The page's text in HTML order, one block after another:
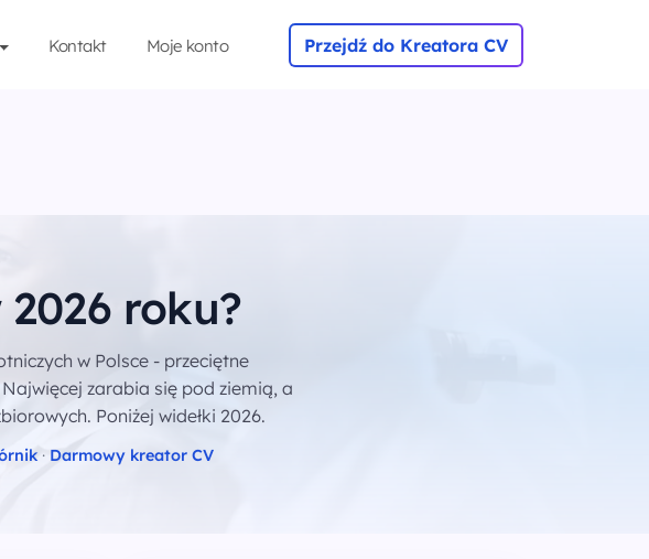
Kontakt Moje konto Przejdź do Kreatora CV
roku?
w Polsce - przeciętne
zarabia się pod ziemią, a
Poniżej widełki 2026.
· Darmowy kreator CV